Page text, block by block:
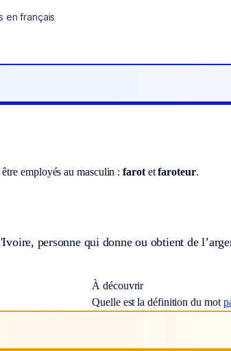
en français
employés au masculin :farotetfaroteur.
personne qui donne ou obtient de
À découvrir
Quelle est la définition du mot